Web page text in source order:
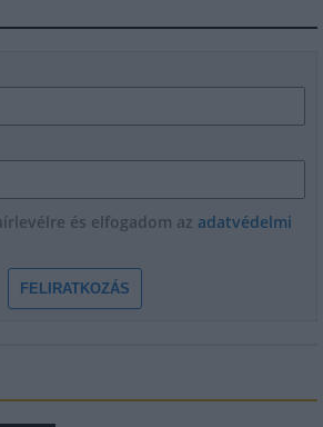
és elfogadom az adatvédelmi
FELIRATKOZÁS